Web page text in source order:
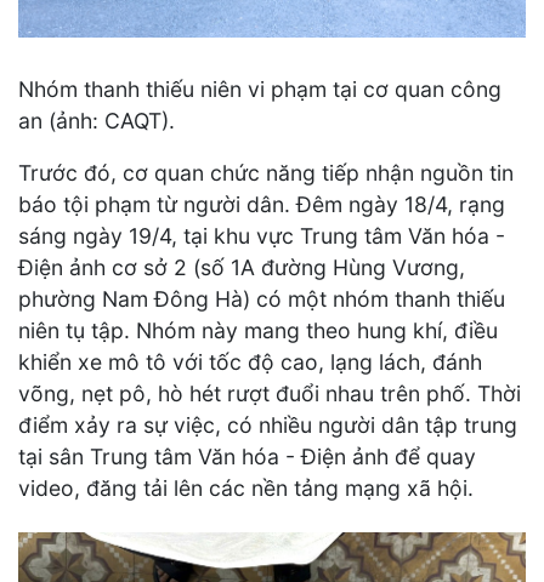
Nhóm thanh thiếu niên vi phạm tại cơ quan công
an (ảnh: CAQT).
Trước đó, cơ quan chức năng tiếp nhận nguồn tin
báo tội phạm từ người dân. Đêm ngày 18/4, rạng
sáng ngày 19/4, tại khu vực Trung tâm Văn hóa -
Điện ảnh cơ sở 2 (số 1A đường Hùng Vương,
phường Nam Đông Hà) có một nhóm thanh thiếu
niên tụ tập. Nhóm này mang theo hung khí, điều
khiển xe mô tô với tốc độ cao, lạng lách, đánh
võng, nẹt pô, hò hét rượt đuổi nhau trên phố. Thời
điểm xảy ra sự việc, có nhiều người dân tập trung
tại sân Trung tâm Văn hóa - Điện ảnh để quay
video, đăng tải lên các nền tảng mạng xã hội.